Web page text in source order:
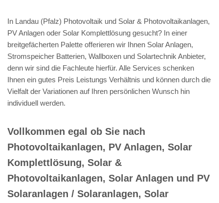
In Landau (Pfalz) Photovoltaik und Solar & Photovoltaikanlagen,
PV Anlagen oder Solar Komplettlösung gesucht? In einer
breitgefächerten Palette offerieren wir Ihnen Solar Anlagen,
Stromspeicher Batterien, Wallboxen und Solartechnik Anbieter,
denn wir sind die Fachleute hierfür. Alle Services schenken
Ihnen ein gutes Preis Leistungs Verhältnis und können durch die
Vielfalt der Variationen auf Ihren persönlichen Wunsch hin
individuell werden.
Vollkommen egal ob Sie nach
Photovoltaikanlagen, PV Anlagen, Solar
Komplettlösung, Solar &
Photovoltaikanlagen, Solar Anlagen und PV
Solaranlagen / Solaranlagen, Solar